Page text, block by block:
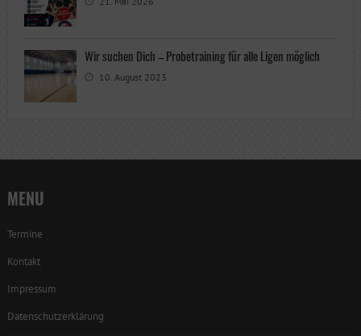
Wir suchen Dich – Probetraining für alle Ligen möglich
10. August 2023
MENU
Termine
Kontakt
Impressum
Datenschutzerklärung